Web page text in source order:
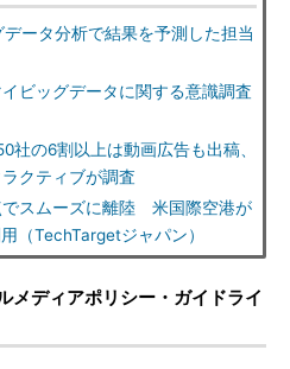
ータ分析で結果を予測した担当
ビッグデータに関する意識調査
社の6割以上は動画広告も出稿、
クティブが調査
でスムーズに離陸 米国際空港が
（TechTargetジャパン）
メディアポリシー・ガイドライ